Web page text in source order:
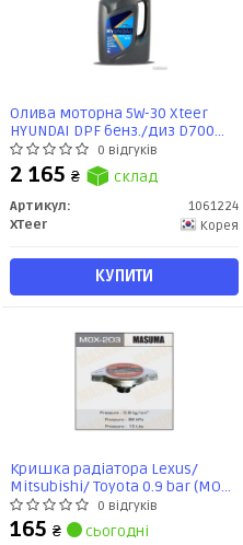
Олива моторна 5W-30 Xteer
HYUNDAI DPF бенз./диз D700
API SP, ACEA C2/C3, 6л, синт
0 відгуків
2 165 ₴ склад
Артикул:
1061224
XTeer
Корея
КУПИТИ
Кришка радіатора Lexus/
Mitsubishi/ Toyota 0.9 bar (MOX-
203) MASUMA0 відгуків
165 ₴ сьогодні